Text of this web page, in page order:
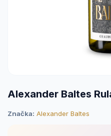
Alexander Baltes
Značka: Alexander Baltes